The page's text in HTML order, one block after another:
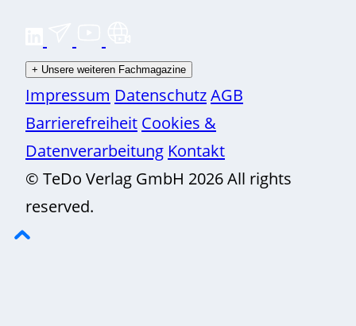
+ Unsere weiteren Fachmagazine
Impressum DatenschutzAGB
Barrierefreiheit Cookies &
Datenverarbeitung Kontakt
© TeDo Verlag GmbH 2026 All rights
reserved.